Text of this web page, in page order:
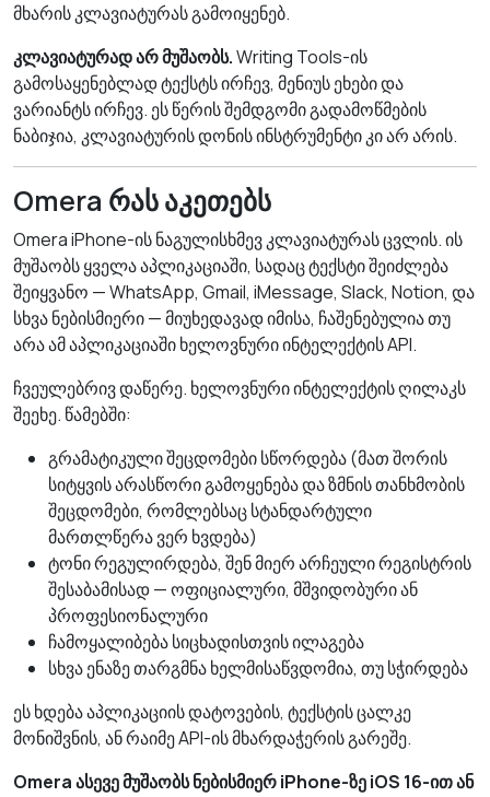
მხარის კლავიატურას გამოიყენებ.
კლავიატურად არ მუშაობს.Writing Tools-ის
გამოსაყენებლად ტექსტს ირჩევ, მენიუს ეხები და
ვარიანტს ირჩევ. ეს წერის შემდგომი გადამოწმების
ნაბიჯია, კლავიატურის დონის ინსტრუმენტი კი არ არის.
Omera რას აკეთებს
Omera iPhone-ის ნაგულისხმევ კლავიატურას ცვლის. ის
მუშაობს ყველა აპლიკაციაში, სადაც ტექსტი შეიძლება
შეიყვანო — WhatsApp, Gmail, iMessage, Slack, Notion, და
სხვა ნებისმიერი — მიუხედავად იმისა, ჩაშენებულია თუ
არა ამ აპლიკაციაში ხელოვნური ინტელექტის API.
ჩვეულებრივ დაწერე. ხელოვნური ინტელექტის ღილაკს
შეეხე. წამებში:
გრამატიკული შეცდომები სწორდება (მათ შორის
სიტყვის არასწორი გამოყენება და ზმნის თანხმობის
შეცდომები, რომლებსაც სტანდარტული
მართლწერა ვერ ხვდება)
ტონი რეგულირდება, შენ მიერ არჩეული რეგისტრის
შესაბამისად — ოფიციალური, მშვიდობური ან
პროფესიონალური
ჩამოყალიბება სიცხადისთვის ილაგება
სხვა ენაზე თარგმნა ხელმისაწვდომია, თუ სჭირდება
ეს ხდება აპლიკაციის დატოვების, ტექსტის ცალკე
მონიშვნის, ან რაიმე API-ის მხარდაჭერის გარეშე.
Omera ასევე მუშაობს ნებისმიერ iPhone-ზე iOS 16-ით ან